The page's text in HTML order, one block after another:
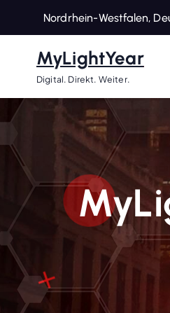
Nordrhein-Westfalen,
MyLightYear
Digital. Direkt. Weiter.